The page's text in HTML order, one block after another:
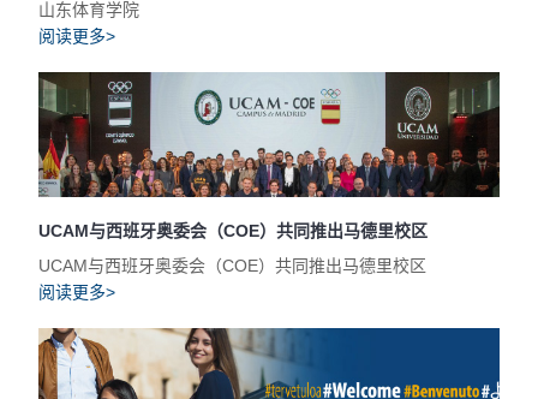
山东体育学院
阅读更多>
UCAM与西班牙奥委会（COE）共同推出马德里校区
UCAM与西班牙奥委会（COE）共同推出马德里校区
阅读更多>